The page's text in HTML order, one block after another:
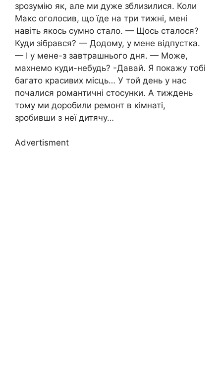
зрозумію як, але ми дуже зблизилися. Коли
Макс оголосив, що їде на три тижні, мені
навіть якось сумно стало. — Щось сталося?
Куди зібрався? — Додому, у мене відпустка.
— І у мене-з завтрашнього дня. — Може,
махнемо куди-небудь? -Давай. Я покажу тобі
багато красивих місць… У той день у нас
почалися романтичні стосунки. А тиждень
тому ми доробили ремонт в кімнаті,
зробивши з неї дитячу…
Advertisment